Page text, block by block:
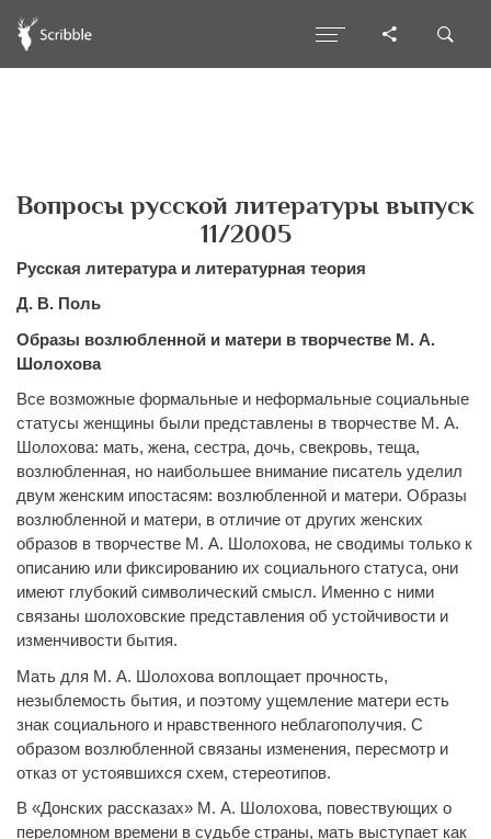
Вопросы русской литературы выпуск
11/2005
Русская литература и литературная теория
Д. В. Поль
Образы возлюбленной и матери в творчестве М. А.
Шолохова
Все возможные формальные и неформальные социальные
статусы женщины были представлены в творчестве М. А.
Шолохова: мать, жена, сестра, дочь, свекровь, теща,
возлюбленная, но наибольшее внимание писатель уделил
двум женским ипостасям: возлюбленной и матери. Образы
возлюбленной и матери, в отличие от других женских
образов в творчестве М. А. Шолохова, не сводимы только к
описанию или фиксированию их социального статуса, они
имеют глубокий символический смысл. Именно с ними
связаны шолоховские представления об устойчивости и
изменчивости бытия.
Мать для М. А. Шолохова воплощает прочность,
незыблемость бытия, и поэтому ущемление матери есть
знак социального и нравственного неблагополучия. С
образом возлюбленной связаны изменения, пересмотр и
отказ от устоявшихся схем, стереотипов.
В «Донских рассказах» М. А. Шолохова, повествующих о
переломном времени в судьбе страны, мать выступает как